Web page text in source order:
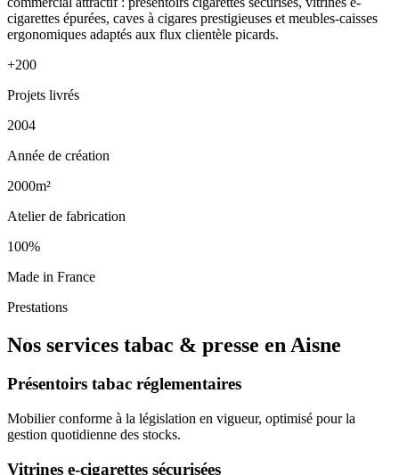
cigarettes épurées, caves à cigares prestigieuses et meubles-caisses
ergonomiques adaptés aux flux clientèle picards.
+200
Projets livrés
2004
Année de création
2000m²
Atelier de fabrication
100%
Made in France
Prestations
Nos services tabac & presse en Aisne
Présentoirs tabac réglementaires
Mobilier conforme à la législation en vigueur, optimisé pour la
gestion quotidienne des stocks.
Vitrines e-cigarettes sécurisées